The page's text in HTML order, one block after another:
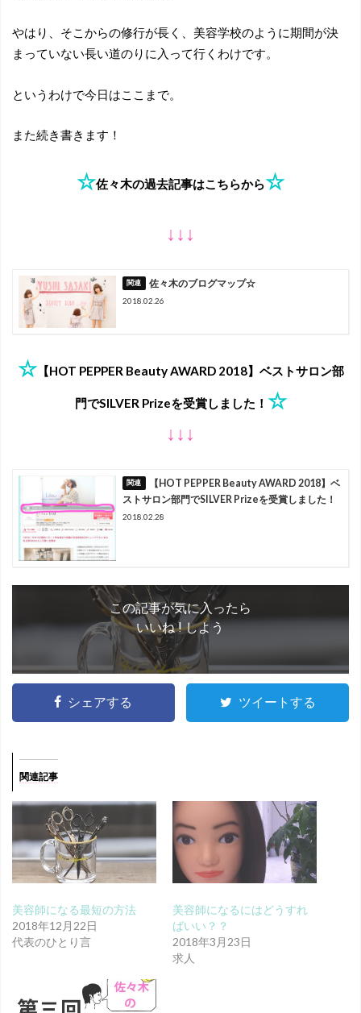
やはり、そこからの修行が長く、美容学校のように期間が決
まっていない長い道のりに入って行くわけです。
というわけで今日はここまで。
また続き書きます！
☆佐々木の過去記事はこちらから☆
↓↓↓
佐々木のブログマップ☆
2018.02.26
☆【HOT PEPPER Beauty AWARD 2018】ベストサロン部
門でSILVER Prizeを受賞しました！ ☆
↓↓↓
【HOT PEPPER Beauty AWARD 2018】ベ
ストサロン部門でSILVER Prizeを受賞しました！
2018.02.28
この記事が気に入ったら
いいね ! しよう
シェアする ツイートする
関連記事
美容師になる最短の方法
2018年12月22日
代表のひとり言
美容師になるにはどうすれ
ばいい？？
2018年3月23日
求人